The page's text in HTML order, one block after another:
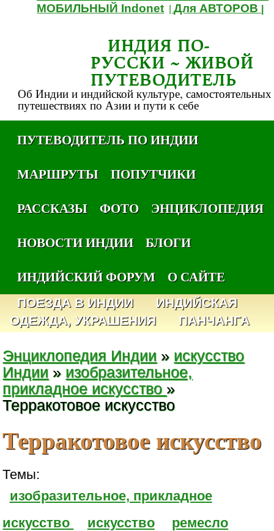
МОБИЛЬНЫЙ Indonet |Для АВТОРОВ
ИНДИЯ ПО-
РУССКИ ~ ЖИВОЙ
ПУТЕВОДИТЕЛЬ
Об Индии и индийской культуре, самостоятельных
путешествиях по Азии и пути к себе
ПУТЕВОДИТЕЛЬ ПО ИНДИИ
МАРШРУТЫ
ПОПУТЧИКИ
РАССКАЗЫ
ФОТО
ЭНЦИКЛОПЕДИЯ
НОВОСТИ ИНДИИ
БЛОГИ
ИНДИЙСКИЙ ФОРУМ
О САЙТЕ
ПОЕЗДА В ИНДИИ
ИНДИЙСКАЯ
ОДЕЖДА, УКРАШЕНИЯ
ПАНЧАНГА
Энциклопедия Индии » искусство
Индии » изобразительное,
прикладное искусство »
Терракотовое искусство
Терракотовое искусство
Темы:
изобразительное, прикладное
искусство
искусство
ремесло